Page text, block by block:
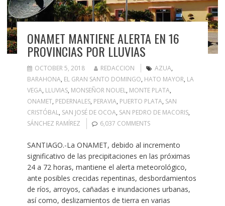
ONAMET MANTIENE ALERTA EN 16
PROVINCIAS POR LLUVIAS
OCTOBER 5, 2018 REDACCION AZUA,
BARAHONA, EL GRAN SANTO DOMINGO, HATO MAYOR, LA
VEGA, LLUVIAS, MONSEÑOR NOUEL, MONTE PLATA,
ONAMET, PEDERNALES, PERAVIA, PUERTO PLATA, SAN
CRISTÓBAL, SAN JOSÉ DE OCOA, SAN PEDRO DE MACORIS,
SÁNCHEZ RAMÍREZ
6,037 COMMENTS
SANTIAGO.-La ONAMET, debido al incremento
significativo de las precipitaciones en las próximas
24 a 72 horas, mantiene el alerta meteorológico,
ante posibles crecidas repentinas, desbordamientos
de ríos, arroyos, cañadas e inundaciones urbanas,
así como, deslizamientos de tierra en varias